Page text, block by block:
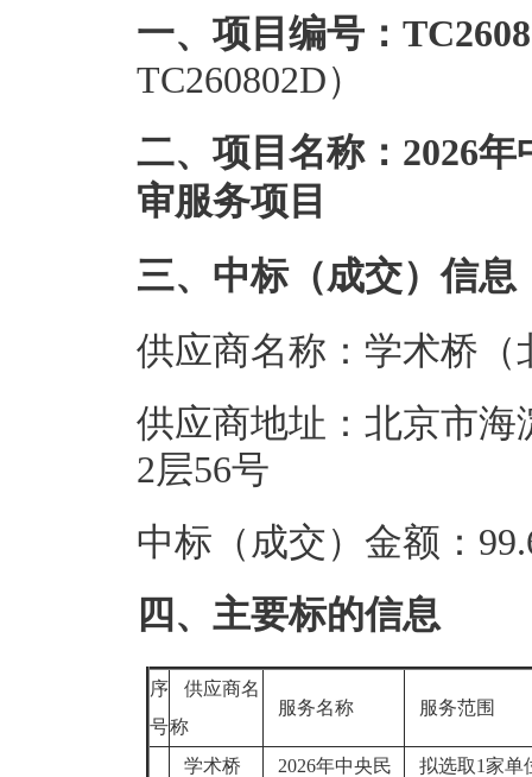
一、项目编号：
TC260802D）
二、项目名称：2026
审服务项目
三、中标（成交）信息
供应商名称：学术桥
供应商地址：北京市海
2层56号
中标（成交）金额：
四、主要标的信息
序
号
供应商名
称
服务名称 服务范围
学术桥
2026年中央民
拟选取1家单